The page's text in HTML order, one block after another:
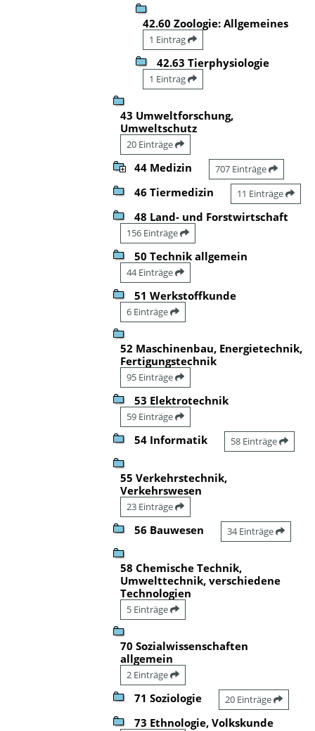
42.60 Zoologie: Allgemeines
1 Eintrag
42.63 Tierphysiologie
1 Eintrag
43 Umweltforschung,
Umweltschutz
20 Einträge
44 Medizin 707 Einträge
46 Tiermedizin 11 Einträge
48 Land- und Forstwirtschaft
156 Einträge
50 Technik allgemein
44 Einträge
51 Werkstoffkunde
6 Einträge
52 Maschinenbau, Energietechnik,
Fertigungstechnik
95 Einträge
53 Elektrotechnik
59 Einträge
54 Informatik 58 Einträge
55 Verkehrstechnik,
Verkehrswesen
23 Einträge
56 Bauwesen 34 Einträge
58 Chemische Technik,
Umwelttechnik, verschiedene
Technologien
5 Einträge
70 Sozialwissenschaften
allgemein
2 Einträge
71 Soziologie 20 Einträge
73 Ethnologie, Volkskunde